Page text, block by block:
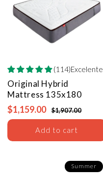
(114)Excelente
Original Hybrid
Mattress 135x180
$1,159.00 $1,907.00
Add to cart
Summer